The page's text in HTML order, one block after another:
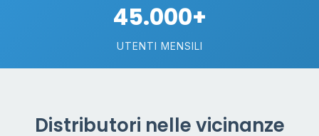
45.000+
UTENTI MENSILI
Distributori nelle vicinanze